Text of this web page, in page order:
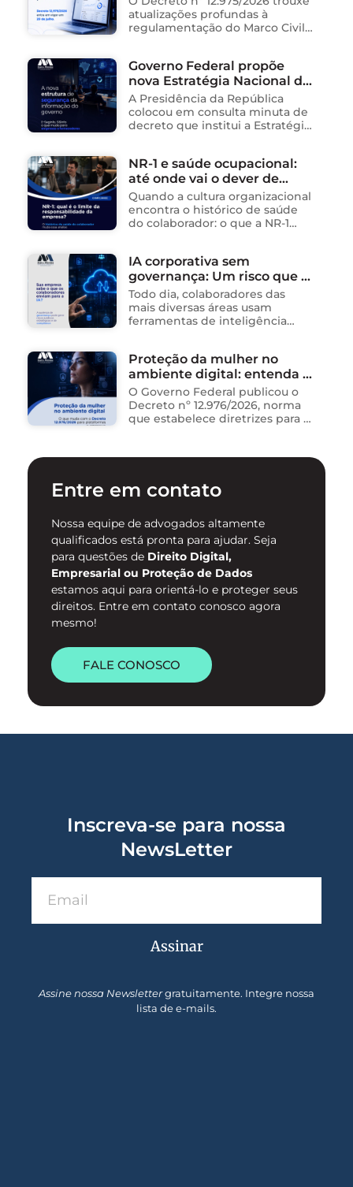
atualizações profundas à
regulamentação do Marco Civil
operações de empresas de
tecnologia no Brasil. Para ajudar
na …
Governo Federal propõe
nova Estratégia Nacional de
Segurança da Informação e
cria sistema integrado de
governança para órgãos
A Presidência da República
colocou em consulta minuta de
decreto que institui a Estratégia
Sistema Integrado de
Segurança da Informação
(SISInfo), estabelecendo …
NR-1 e saúde ocupacional:
até onde vai o dever de
cuidado da empresa?
Quando a cultura organizacional
encontra o histórico de saúde
do colaborador: o que a NR-1
um dos ambientes mais
propícios para …
IA corporativa sem
governança: Um risco que já
está acontecendo
Todo dia, colaboradores das
mais diversas áreas usam
ferramentas de inteligência
dados, redigem e-mails, geram
relatórios. O problema não está
na ferramenta. Está …
Proteção da mulher no
ambiente digital: entenda o
novo Decreto nº 12.976/2026
O Governo Federal publicou o
Decreto nº 12.976/2026, norma
que estabelece diretrizes para a
enfrentamento da violência
digital. …
Entre em contato
Nossa equipe de advogados altamente
qualificados está pronta para ajudar. Seja
para questões de Direito Digital,
Empresarial ou Proteção de Dados
estamos aqui para orientá-lo e proteger seus
direitos. Entre em contato conosco agora
mesmo!
FALE CONOSCO
Inscreva-se para nossa
NewsLetter
Assinar
Assine nossa Newslettergratuitamente. Integre nossa
lista de e-mails.